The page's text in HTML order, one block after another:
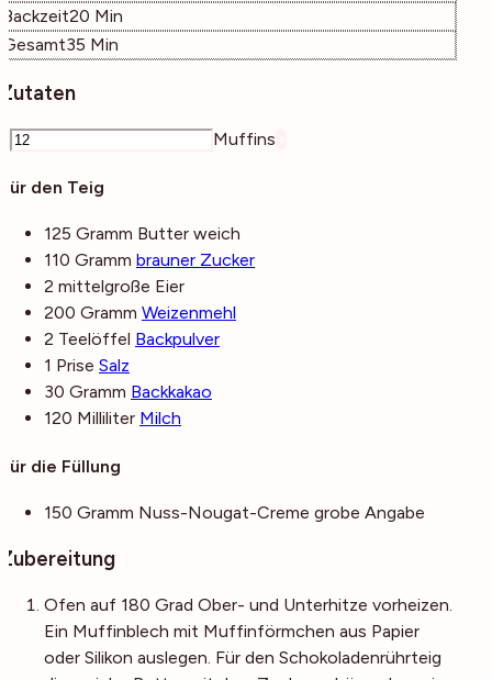
Backzeit20 Minuten
Min
Gesamt35 Minuten
Min
Zutaten
Muffins
Für den Teig
125 Gramm Butter weich
110 Gramm brauner Zucker
2 mittelgroße Eier
200 Gramm Weizenmehl
2 Teelöffel Backpulver
1 Prise Salz
30 Gramm Backkakao
120 Milliliter Milch
Für die Füllung
150 Gramm Nuss-Nougat-Creme grobe Angabe
Zubereitung
Ofen auf 180 Grad Ober- und Unterhitze vorheizen.
Ein Muffinblech mit Muffinförmchen aus Papier
oder Silikon auslegen. Für den Schokoladenrührteig